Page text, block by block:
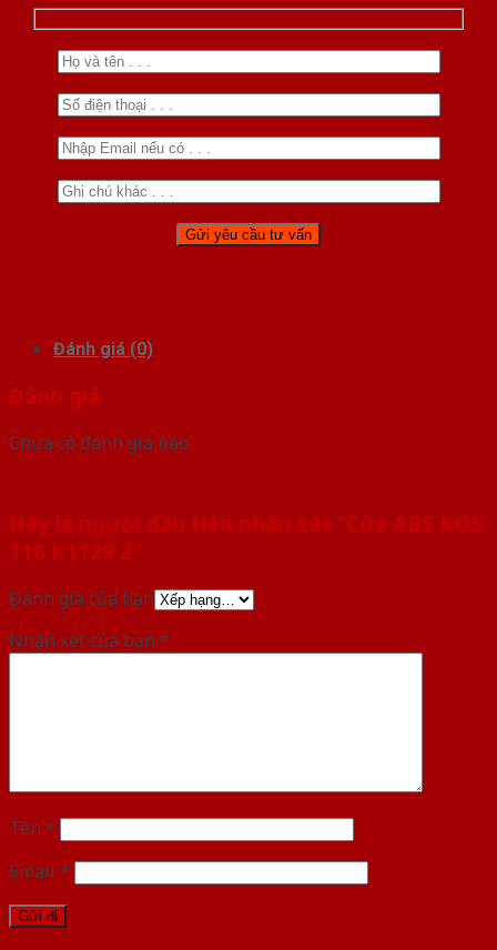
Đánh giá (0)
Đánh giá
Chưa có đánh giá nào.
Hãy là người đầu tiên nhận xét “Cửa ABS KOS
116 K1129 2”
Đánh giá của bạn
Nhận xét của bạn *
Tên *
Email *